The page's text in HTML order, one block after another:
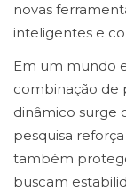
novas
inteligentes e
Em um mundo
combinação de
dinâmico surge
pesquisa
também
buscam